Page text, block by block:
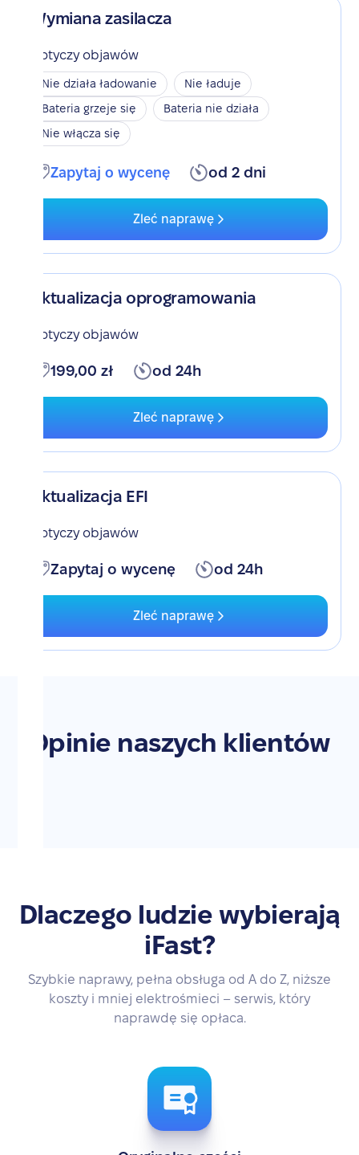
Wymiana zasilacza
Dotyczy objawów
Nie działa ładowanie
Nie ładuje
Bateria grzeje się
Bateria nie działa
Nie włącza się
Zapytaj o wycenę od 2 dni
Zleć naprawę
Aktualizacja oprogramowania
Dotyczy objawów
199,00 zł od 24h
Zleć naprawę
Aktualizacja EFI
Dotyczy objawów
Zapytaj o wycenę od 24h
Zleć naprawę
Opinie naszych klientów
Dlaczego ludzie wybierają
iFast?
Szybkie naprawy, pełna obsługa od A do Z, niższe
koszty i mniej elektrośmieci – serwis, który
naprawdę się opłaca.